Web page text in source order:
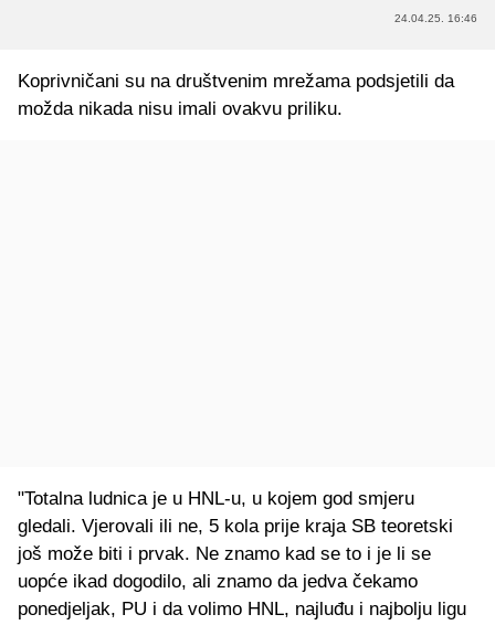
24.04.25. 16:46
Koprivničani su na društvenim mrežama podsjetili da
možda nikada nisu imali ovakvu priliku.
"Totalna ludnica je u HNL-u, u kojem god smjeru
gledali. Vjerovali ili ne, 5 kola prije kraja SB teoretski
još može biti i prvak. Ne znamo kad se to i je li se
uopće ikad dogodilo, ali znamo da jedva čekamo
ponedjeljak, PU i da volimo HNL, najluđu i najbolju ligu